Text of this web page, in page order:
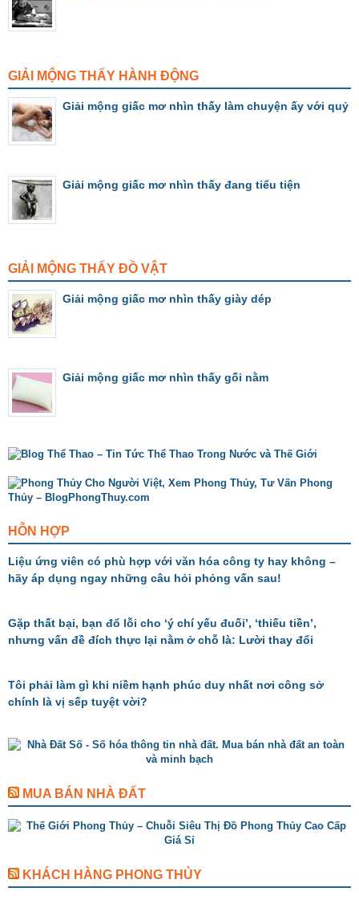
GIẢI MỘNG THẤY HÀNH ĐỘNG
Giải mộng giấc mơ nhìn thấy làm chuyện ấy với quỷ
Giải mộng giấc mơ nhìn thấy đang tiểu tiện
GIẢI MỘNG THẤY ĐỒ VẬT
Giải mộng giấc mơ nhìn thấy giày dép
Giải mộng giấc mơ nhìn thấy gối nằm
HỖN HỢP
Liệu ứng viên có phù hợp với văn hóa công ty hay không –
hãy áp dụng ngay những câu hỏi phỏng vấn sau!
Gặp thất bại, bạn đổ lỗi cho ‘ý chí yếu đuối’, ‘thiếu tiền’,
nhưng vấn đề đích thực lại nằm ở chỗ là: Lười thay đổi
Tôi phải làm gì khi niềm hạnh phúc duy nhất nơi công sở
chính là vị sếp tuyệt vời?
MUA BÁN NHÀ ĐẤT
KHÁCH HÀNG PHONG THỦY